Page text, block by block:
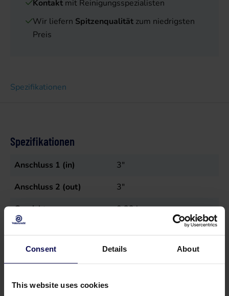
Consent Details About
This website uses cookies
Kontakt mit Reinigungsspezialisten
Wir liefern Spitzenqualität zum niedrigsten
Preis
Spezifikationen
Spezifikationen
Anschluss 1 (in)
3"
Anschluss 2 (out)
3"
Gewicht
0,23kg